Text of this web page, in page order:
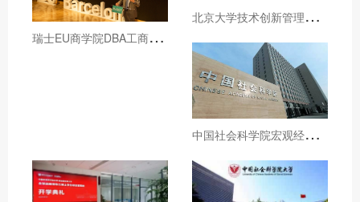
瑞
士EU商学院DBA工商管理博士学位课程招生简章
北
京大学技术创新管理与数码营销和澳门旅游大学DBA招生简章（博士学位）
中
国社会科学院宏观经济与战略管理高级研修班招生简章